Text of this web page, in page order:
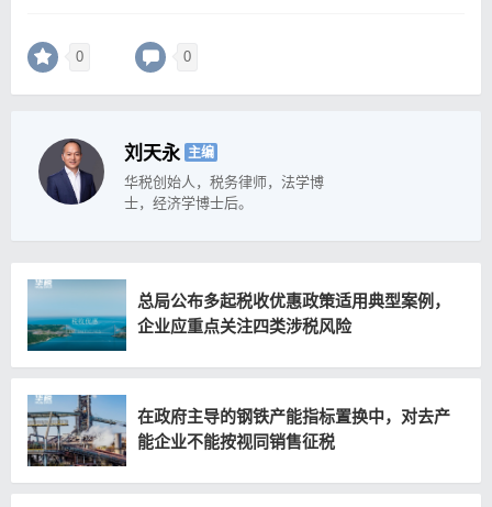
0 0
刘天永 主编
华税创始人，税务律师，法学博
士，经济学博士后。
总局公布多起税收优惠政策适用典型案例，
企业应重点关注四类涉税风险
在政府主导的钢铁产能指标置换中，对去产
能企业不能按视同销售征税